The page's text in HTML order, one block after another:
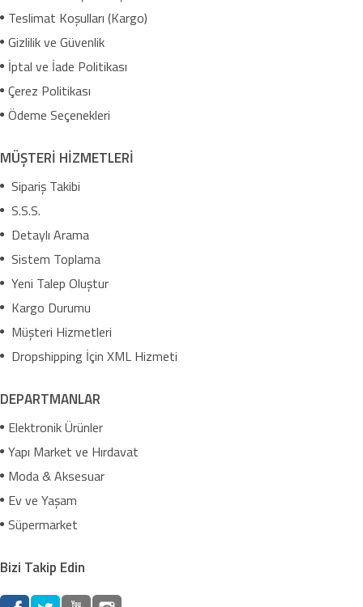
Teslimat Koşulları (Kargo)
Gizlilik ve Güvenlik
İptal ve İade Politikası
Çerez Politikası
Ödeme Seçenekleri
MÜŞTERİ HİZMETLERİ
Sipariş Takibi
S.S.S.
Detaylı Arama
Sistem Toplama
Yeni Talep Oluştur
Kargo Durumu
Müşteri Hizmetleri
Dropshipping İçin XML Hizmeti
DEPARTMANLAR
Elektronik Ürünler
Yapı Market ve Hırdavat
Moda & Aksesuar
Ev ve Yaşam
Süpermarket
Bizi Takip Edin